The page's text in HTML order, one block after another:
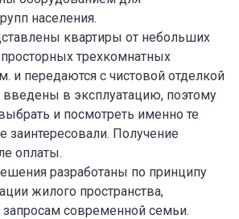
населения.
квартиры от небольших
трехкомнатных
и передаются с чистовой отделкой
в эксплуатацию, поэтому
и посмотреть именно те
заинтересовали. Получение
оплаты.
разработаны по принципу
жилого пространства,
современной семьи.